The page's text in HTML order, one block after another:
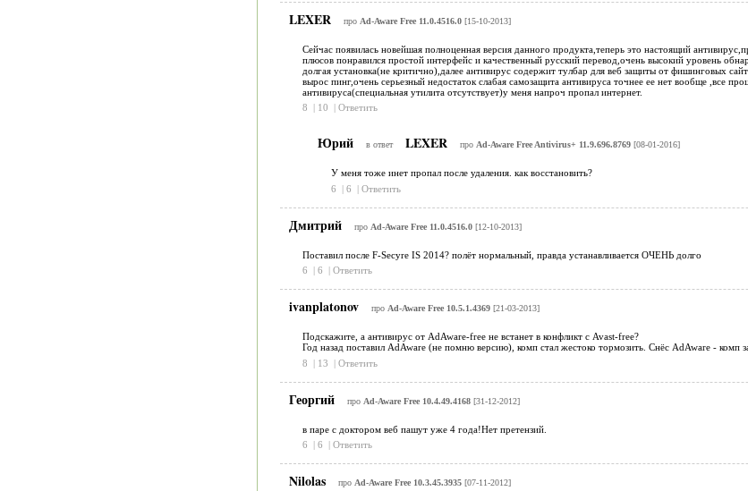
LEXER про Ad-Aware Free 11.0.4516.0[15-10-2013]
Сейчас появилась новейшая полноценная версия данного продукта,теперь это настоящий
плюсов понравился простой интерфейс и качественный русский перевод,очень высокий уровень
долгая установка(не критично),далее антивирус содержит тулбар для веб защиты от фишинговых
вырос пинг,очень серьезный недостаток слабая самозащита антивируса точнее ее нет вообще ,все
антивируса(специальная утилита отсутствует)у меня напроч пропал интернет.
8
| 10 | Ответить
Юрий в ответ LEXER про Ad-Aware Free Antivirus+ 11.9.696.8769[08-01-2016]
У меня тоже инет пропал после удаления. как восстановить?
6
| 6 | Ответить
Дмитрий про Ad-Aware Free 11.0.4516.0[12-10-2013]
Поставил после F-Secyre IS 2014? полёт нормальный, правда устанавливается ОЧЕНЬ долго
6
| 6 | Ответить
ivanplatonov про Ad-Aware Free 10.5.1.4369[21-03-2013]
Подскажите, а антивирус от AdAware-free не встанет в конфликт с Avast-free?
Год назад поставил AdAware (не помню версию), комп стал жестоко тормозить. Снёс AdAware - комп
8
| 13 | Ответить
Георгий про Ad-Aware Free 10.4.49.4168[31-12-2012]
в паре с доктором веб пашут уже 4 года!Нет претензий.
6
| 6 | Ответить
Nilolas про Ad-Aware Free 10.3.45.3935[07-11-2012]